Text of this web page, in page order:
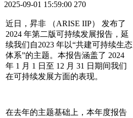
2025-09-01 15:59:00 270
近日，昇非 （ARISE IIP） 发布了
2024 年第二版可持续发展报告，延
续我们自2023 年以“共建可持续生态
体系”的主题。本报告涵盖了 2024
年 1 月 1 日至 12 月 31 日期间我们
在可持续发展方面的表现。
在去年的主题基础上，本年度报告